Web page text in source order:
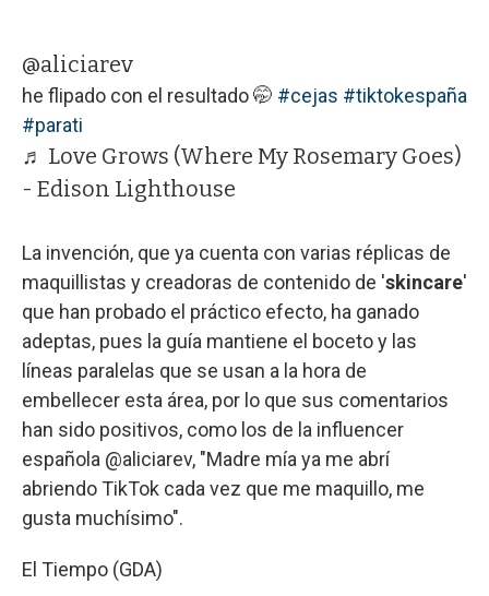
@aliciarev
he flipado con el resultado 🤭 #cejas #tiktokespaña
#parati
♬ Love Grows (Where My Rosemary Goes)
- Edison Lighthouse
La invención, que ya cuenta con varias réplicas de
maquillistas y creadoras de contenido de 'skincare'
que han probado el práctico efecto, ha ganado
adeptas, pues la guía mantiene el boceto y las
líneas paralelas que se usan a la hora de
embellecer esta área, por lo que sus comentarios
han sido positivos, como los de la influencer
española @aliciarev, "Madre mía ya me abrí
abriendo TikTok cada vez que me maquillo, me
gusta muchísimo".
El Tiempo (GDA)